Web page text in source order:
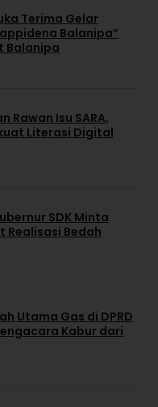
Terima Gelar
Balanipa”
Balanipa
Rawan Isu SARA,
Literasi Digital
SDK Minta
Realisasi Bedah
Utama Gas di DPRD
Kabur dari